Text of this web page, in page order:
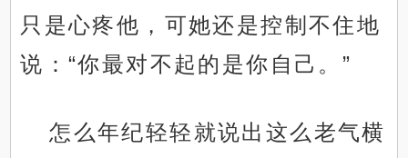
只是心疼他，可她还是控制不住地
说：“你最对不起的是你自己。”
怎么年纪轻轻就说出这么老气横